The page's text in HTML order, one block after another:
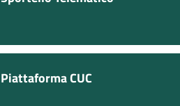
Piattaforma CUC